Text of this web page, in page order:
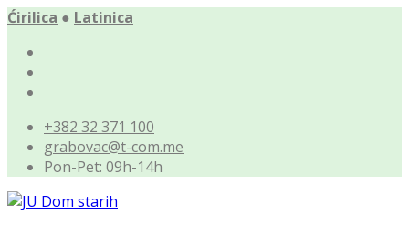
Ćirilica ● Latinica
+382 32 371 100
grabovac@t-com.me
Pon-Pet: 09h-14h